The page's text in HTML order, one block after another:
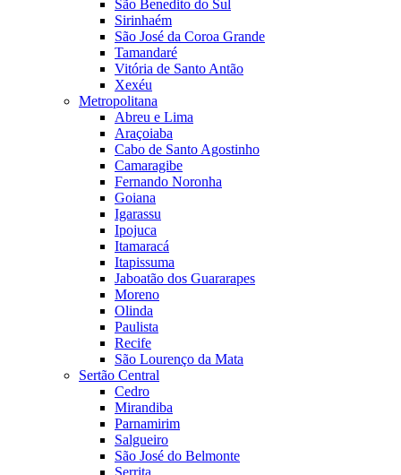
São Benedito do Sul
Sirinhaém
São José da Coroa Grande
Tamandaré
Vitória de Santo Antão
Xexéu
Metropolitana
Abreu e Lima
Araçoiaba
Cabo de Santo Agostinho
Camaragibe
Fernando Noronha
Goiana
Igarassu
Ipojuca
Itamaracá
Itapissuma
Jaboatão dos Guararapes
Moreno
Olinda
Paulista
Recife
São Lourenço da Mata
Sertão Central
Cedro
Mirandiba
Parnamirim
Salgueiro
São José do Belmonte